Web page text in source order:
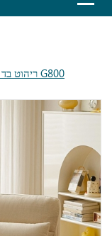
ריהוט בד סלון עצלן ספת מיטה G800